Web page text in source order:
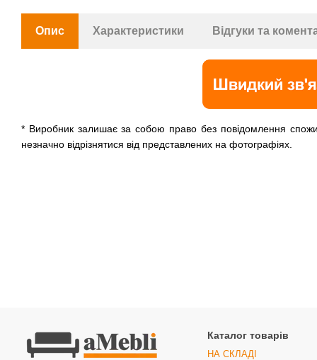
Опис Характеристики Відгуки та
* Виробник залишає за собою право без повідомлення
незначно відрізнятися від представлених на фотографіях.
Каталог товарів
НА СКЛАДІ